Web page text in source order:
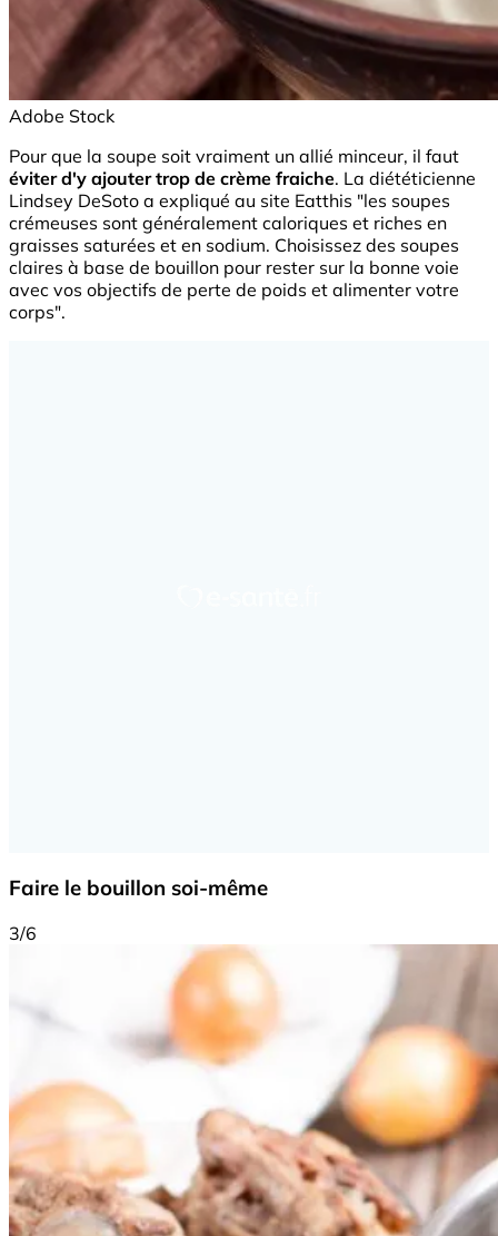
Adobe Stock
Pour que la soupe soit vraiment un allié minceur, il faut
éviter d'y ajouter trop de crème fraiche. La diététicienne
Lindsey DeSoto a expliqué au site Eatthis "les soupes
crémeuses sont généralement caloriques et riches en
graisses saturées et en sodium. Choisissez des soupes
claires à base de bouillon pour rester sur la bonne voie
avec vos objectifs de perte de poids et alimenter votre
corps".
Faire le bouillon soi-même
3/6